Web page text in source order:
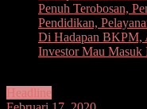
Penuh Terobosan,
Pendidikan,
Di Hadapan BKPM,
Investor Mau Masuk
Headline